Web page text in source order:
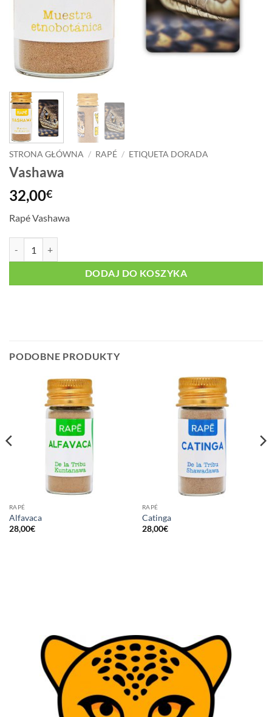
STRONA GŁÓWNA / RAPÉ / ETIQUETA DORADA
Vashawa
32,00€
Rapé Vashawa
DODAJ DO KOSZYKA
PODOBNE PRODUKTY
RAPÉ
Alfavaca
28,00€
RAPÉ
Catinga
28,00€